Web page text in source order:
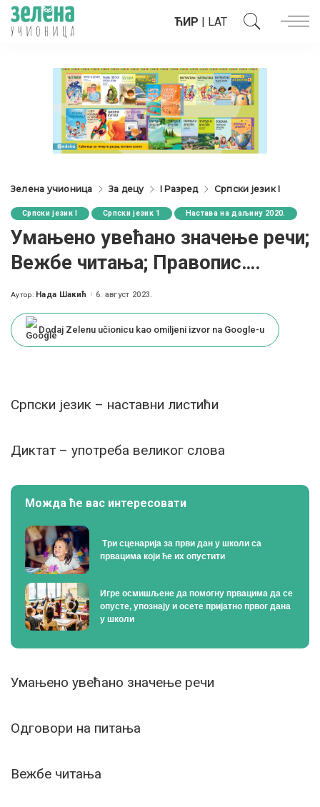
ЋИР | LAT
Зелена учионица За децу I Разред Српски језик I
Српски језик I Српски језик 1 Настава на даљину 2020.
Умањено увећано значење речи;
Вежбе читања; Правопис….
Posted
Аутор: Нада Шакић 6. август 2023.
Dodaj Zelenu učionicu kao omiljeni izvor na Google-u
Српски језик – наставни листићи
Диктат – употреба великог слова
Можда ће вас интересовати
Tри сценарија за први дан у школи са
првацима који ће их опустити
Игре осмишљене да помогну првацима да се
опусте, упознају и осете пријатно првог дана
у школи
Умањено увећано значење речи
Одговори на питања
Вежбе читања